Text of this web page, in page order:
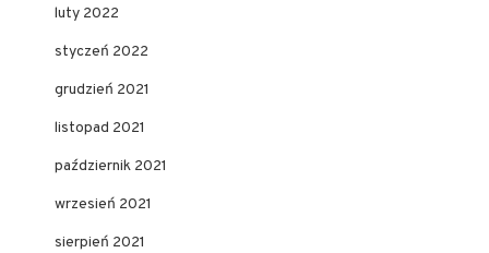
luty 2022
styczeń 2022
grudzień 2021
listopad 2021
październik 2021
wrzesień 2021
sierpień 2021